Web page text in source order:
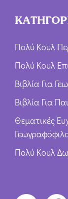
Πολύ Κουλ
Πολύ Κουλ
Βιβλία Για
Βιβλία Για
Θεματικές
Πολύ Κουλ